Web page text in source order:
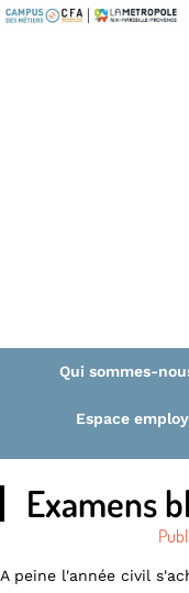
Qui sommes-
Espace
Examens
A peine l'année civil